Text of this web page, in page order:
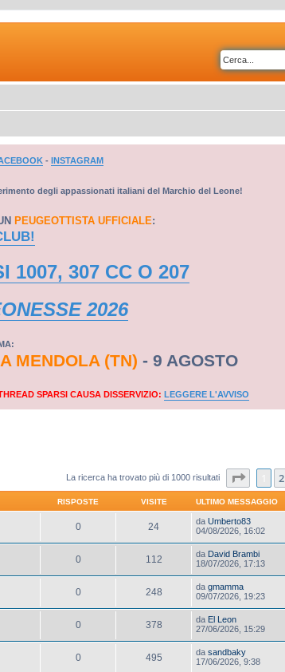
- INSTAGRAM
degli appassionati italiani del Marchio del Leone!
PEUGEOTTISTA UFFICIALE:
1007, 307 CC O 207
2026
MENDOLA (TN) - 9 AGOSTO
SPARSI CAUSA DISSERVIZIO: LEGGERE L'AVVISO
La ricerca ha trovato più di 1000 risultati Pagina1
2
RISPOSTE VISITE ULTIMO MESSAGGIO
0 24 da Umberto83
04/08/2026, 16:02
0 112 da David Brambi
18/07/2026, 17:13
0 248 da gmamma
09/07/2026, 19:23
0 378 da El Leon
27/06/2026, 15:29
0 495 da sandbaky
17/06/2026, 9:38